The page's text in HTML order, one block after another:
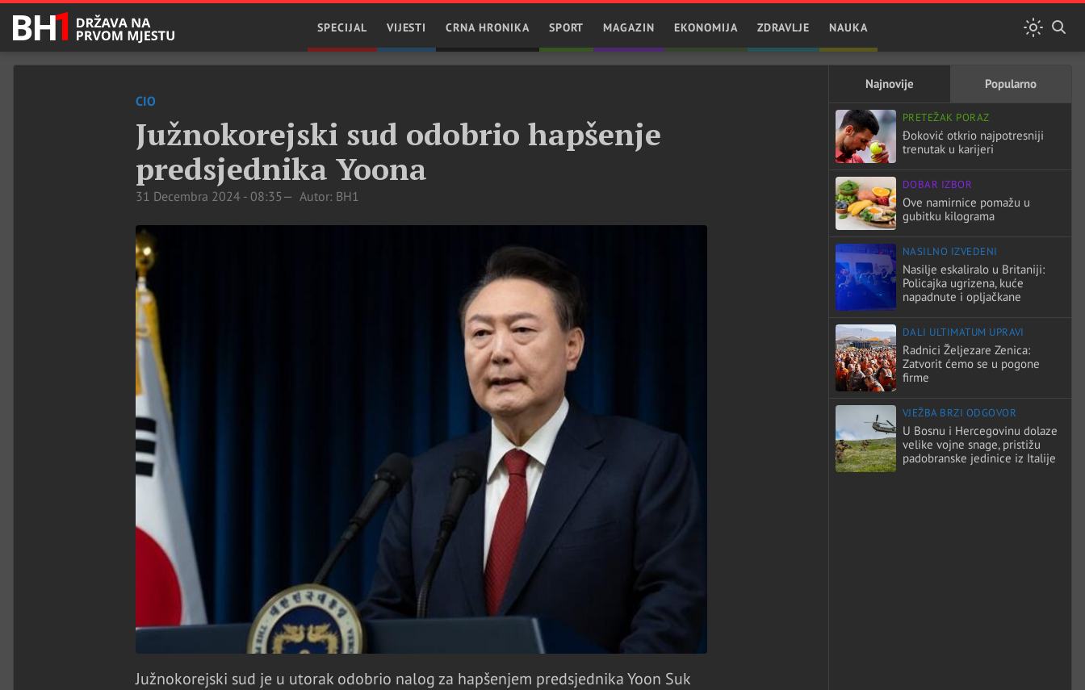
SPECIJAL VIJESTI CRNA HRONIKA SPORT MAGAZIN EKONOMIJA ZDRAVLJE NAUKA
CIO
Južnokorejski sud odobrio hapšenje
predsjednika Yoona
31 Decembra 2024 - 08:35 Autor: BH1
Južnokorejski sud je u utorak odobrio nalog za hapšenjem predsjednika Yoon Suk
Najnovije Popularno
PRETEŽAK PORAZ
Đoković otkrio najpotresniji
trenutak u karijeri
DOBAR IZBOR
Ove namirnice pomažu u
gubitku kilograma
NASILNO IZVEDENI
Nasilje eskaliralo u Britaniji:
Policajka ugrizena, kuće
napadnute i opljačkane
DALI ULTIMATUM UPRAVI
Radnici Željezare Zenica:
Zatvorit ćemo se u pogone
firme
VJEŽBA BRZI ODGOVOR
U Bosnu i Hercegovinu dolaze
velike vojne snage, pristižu
padobranske jedinice iz Italije